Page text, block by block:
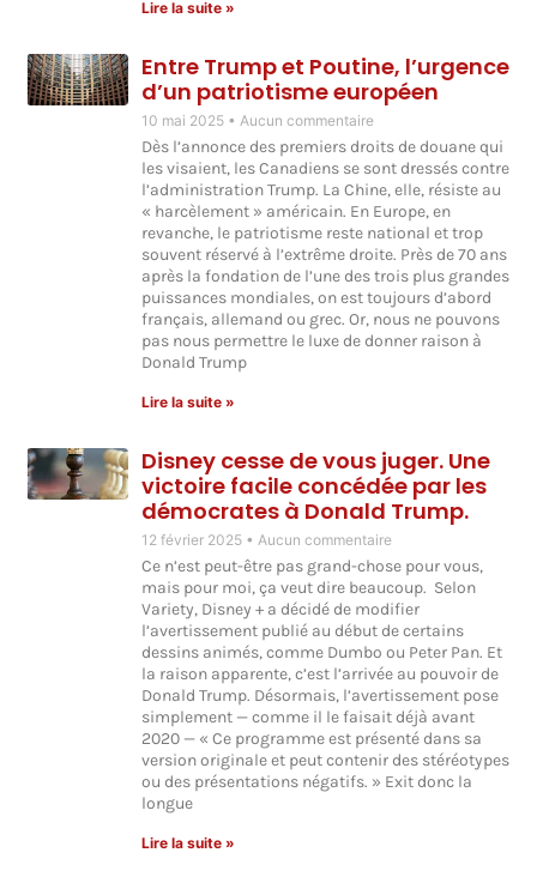
Lire la suite »
Entre Trump et Poutine, l’urgence
d’un patriotisme européen
10 mai 2025 Aucun commentaire
Dès l’annonce des premiers droits de douane qui
les visaient, les Canadiens se sont dressés contre
l’administration Trump. La Chine, elle, résiste au
« harcèlement » américain. En Europe, en
revanche, le patriotisme reste national et trop
souvent réservé à l’extrême droite. Près de 70 ans
après la fondation de l’une des trois plus grandes
puissances mondiales, on est toujours d’abord
français, allemand ou grec. Or, nous ne pouvons
pas nous permettre le luxe de donner raison à
Donald Trump
Lire la suite »
Disney cesse de vous juger. Une
victoire facile concédée par les
démocrates à Donald Trump.
12 février 2025 Aucun commentaire
Ce n’est peut-être pas grand-chose pour vous,
mais pour moi, ça veut dire beaucoup. Selon
Variety, Disney + a décidé de modifier
l’avertissement publié au début de certains
dessins animés, comme Dumbo ou Peter Pan. Et
la raison apparente, c’est l’arrivée au pouvoir de
Donald Trump. Désormais, l’avertissement pose
simplement — comme il le faisait déjà avant
2020 — « Ce programme est présenté dans sa
version originale et peut contenir des stéréotypes
ou des présentations négatifs. » Exit donc la
longue
Lire la suite »